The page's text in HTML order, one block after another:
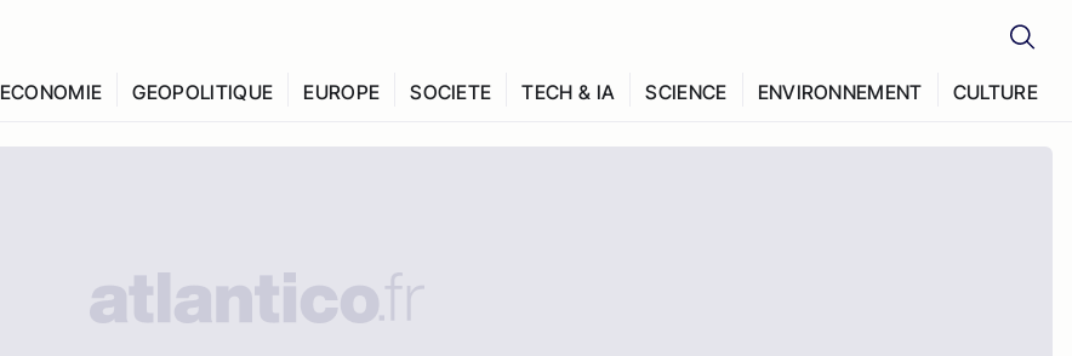
ECONOMIE GEOPOLITIQUE EUROPE SOCIETE TECH & IA SCIENCE ENVIRONNEMENT CULTURE